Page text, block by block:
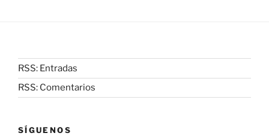
RSS: Entradas
RSS: Comentarios
SÍGUENOS